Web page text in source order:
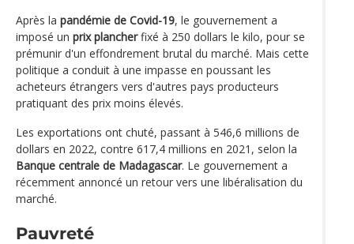
Après la pandémie de Covid-19, le gouvernement a
imposé un prix plancherfixé à 250 dollars le kilo, pour se
prémunir d'un effondrement brutal du marché. Mais cette
politique a conduit à une impasse en poussant les
acheteurs étrangers vers d'autres pays producteurs
pratiquant des prix moins élevés.
Les exportations ont chuté, passant à 546,6 millions de
dollars en 2022, contre 617,4 millions en 2021, selon la
Banque centrale de Madagascar. Le gouvernement a
récemment annoncé un retour vers une libéralisation du
marché.
Pauvreté